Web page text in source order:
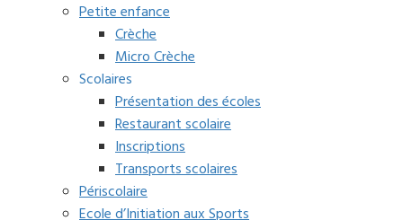
Petite enfance
Crèche
Micro Crèche
Scolaires
Présentation des écoles
Restaurant scolaire
Inscriptions
Transports scolaires
Périscolaire
Ecole d’Initiation aux Sports